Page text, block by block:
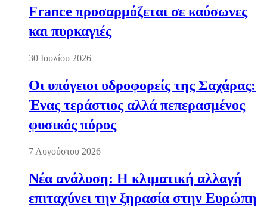
France προσαρμόζεται σε καύσωνες
και πυρκαγιές
30 Ιουλίου 2026
Οι υπόγειοι υδροφορείς της Σαχάρας:
Ένας τεράστιος αλλά πεπερασμένος
φυσικός πόρος
7 Αυγούστου 2026
Νέα ανάλυση: Η κλιματική αλλαγή
επιταχύνει την ξηρασία στην Ευρώπη